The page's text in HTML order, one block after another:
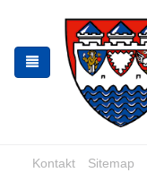
springen
springen
Kontakt Sitemap